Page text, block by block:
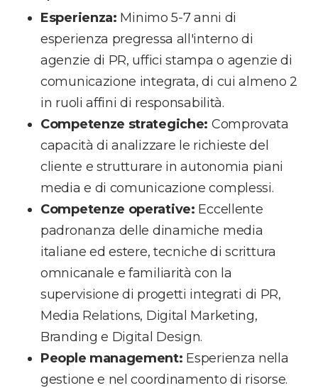
Esperienza: Minimo 5-7 anni di
esperienza pregressa all'interno di
agenzie di PR, uffici stampa o agenzie di
comunicazione integrata, di cui almeno 2
in ruoli affini di responsabilità.
Competenze strategiche: Comprovata
capacità di analizzare le richieste del
cliente e strutturare in autonomia piani
media e di comunicazione complessi.
Competenze operative: Eccellente
padronanza delle dinamiche media
italiane ed estere, tecniche di scrittura
omnicanale e familiarità con la
supervisione di progetti integrati di PR,
Media Relations, Digital Marketing,
Branding e Digital Design.
People management: Esperienza nella
gestione e nel coordinamento di risorse.